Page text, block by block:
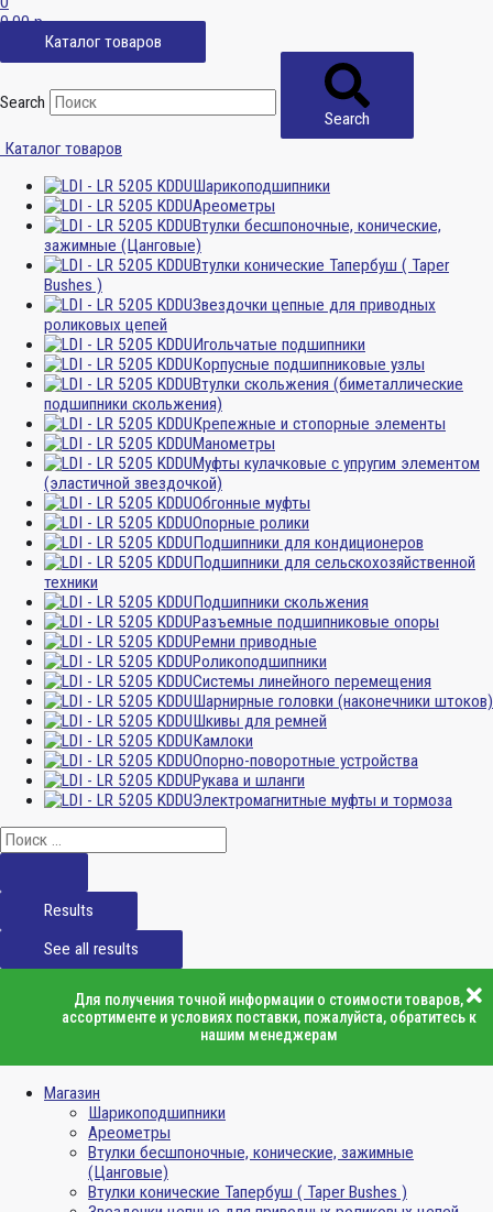
0,00р.
Каталог товаров
Search
Search
Каталог товаров
Шарикоподшипники
Ареометры
Втулки бесшпоночные, конические,
зажимные (Цанговые)
Втулки конические Тапербуш ( Taper
Bushes )
Звездочки цепные для приводных
роликовых цепей
Игольчатые подшипники
Корпусные подшипниковые узлы
Втулки скольжения (биметаллические
подшипники скольжения)
Крепежные и стопорные элементы
Манометры
Муфты кулачковые с упругим элементом
(эластичной звездочкой)
Обгонные муфты
Опорные ролики
Подшипники для кондиционеров
Подшипники для сельскохозяйственной
техники
Подшипники скольжения
Разъемные подшипниковые опоры
Ремни приводные
Роликоподшипники
Системы линейного перемещения
Шарнирные головки (наконечники штоков)
Шкивы для ремней
Камлоки
Опорно-поворотные устройства
Рукава и шланги
Электромагнитные муфты и тормоза
Results
See all results
Для получения точной информации о стоимости товаров,
ассортименте и условиях поставки, пожалуйста, обратитесь к
нашим менеджерам
Магазин
Шарикоподшипники
Ареометры
Втулки бесшпоночные, конические, зажимные
(Цанговые)
Втулки конические Тапербуш ( Taper Bushes )